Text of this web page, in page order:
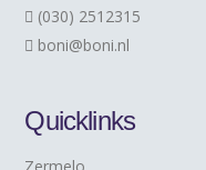
(030) 2512315
boni@boni.nl
Quicklinks